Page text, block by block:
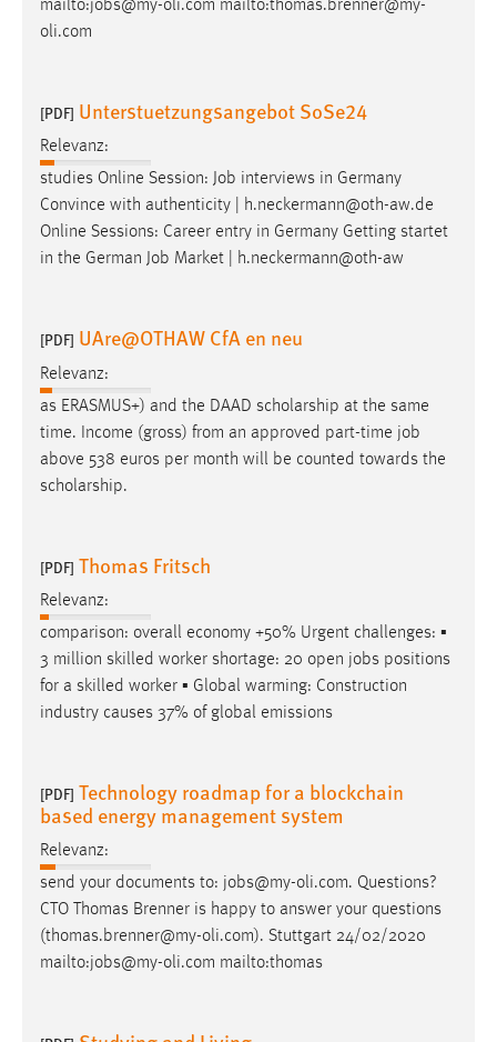
mailto:jobs@my-oli.com mailto:thomas.brenner@my-
oli.com
[PDF] Unterstuetzungsangebot SoSe24
Relevanz:
studies Online Session: Job interviews in Germany
Convince with authenticity | h.neckermann@oth-aw.de
Online Sessions: Career entry in Germany Getting startet
in the German Job Market | h.neckermann@oth-aw
[PDF] UAre@OTHAW CfA en neu
Relevanz:
as ERASMUS+) and the DAAD scholarship at the same
time. Income (gross) from an approved part-time job
above 538 euros per month will be counted towards the
scholarship.
[PDF] Thomas Fritsch
Relevanz:
comparison: overall economy +50% Urgent challenges: ▪
3 million skilled worker shortage: 20 open jobs positions
for a skilled worker ▪ Global warming: Construction
industry causes 37% of global emissions
[PDF] Technology roadmap for a blockchain
based energy management system
Relevanz:
send your documents to: jobs@my-oli.com. Questions?
CTO Thomas Brenner is happy to answer your questions
(thomas.brenner@my-oli.com). Stuttgart 24/02/2020
mailto:jobs@my-oli.com mailto:thomas
Facebook Pixel
Name:
_fbp
Anbieter:
Zweck:
Conversion-Tracking
Cookie Laufzeit:
3 Monate
Plattformen anzeigen zu können, werden von diesen
externen Medien Cookies gesetzt.
YouTube
Vimeo